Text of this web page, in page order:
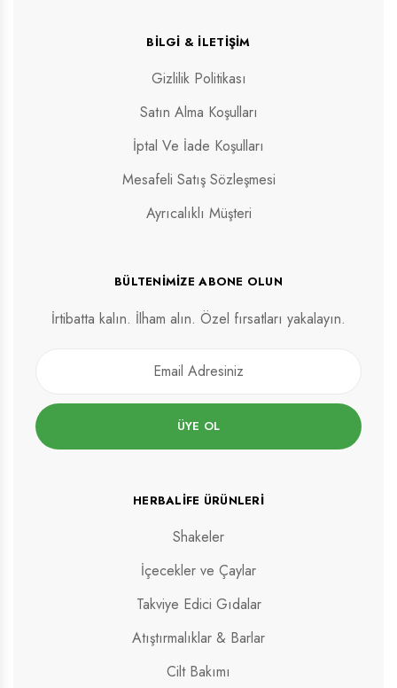
BILGI & İLETIŞIM
Gizlilik Politikası
Satın Alma Koşulları
İptal Ve İade Koşulları
Mesafeli Satış Sözleşmesi
Ayrıcalıklı Müşteri
BÜLTENIMIZE ABONE OLUN
İrtibatta kalın. İlham alın. Özel fırsatları yakalayın.
ÜYE OL
HERBALIFE ÜRÜNLERI
Shakeler
İçecekler ve Çaylar
Takviye Edici Gıdalar
Atıştırmalıklar & Barlar
Cilt Bakımı